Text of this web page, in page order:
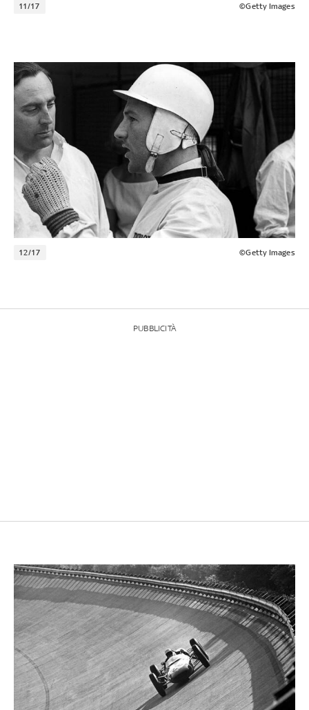
11/17 ©Getty Images
12/17 ©Getty Images
PUBBLICITÀ